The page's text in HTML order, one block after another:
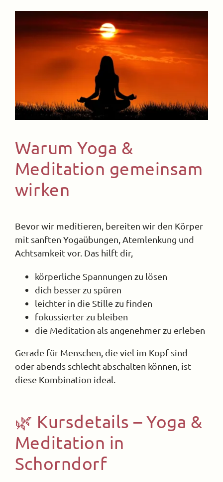
Warum Yoga &
Meditation gemeinsam
wirken
Bevor wir meditieren, bereiten wir den Körper
mit sanften Yogaübungen, Atemlenkung und
Achtsamkeit vor. Das hilft dir,
körperliche Spannungen zu lösen
dich besser zu spüren
leichter in die Stille zu finden
fokussierter zu bleiben
die Meditation als angenehmer zu erleben
Gerade für Menschen, die viel im Kopf sind
oder abends schlecht abschalten können, ist
diese Kombination ideal.
🌿 Kursdetails – Yoga &
Meditation in
Schorndorf